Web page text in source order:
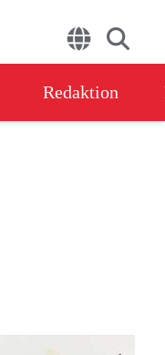
Redaktion